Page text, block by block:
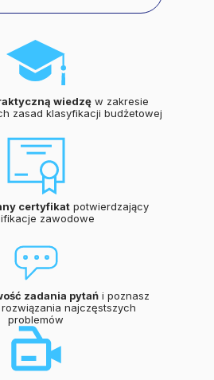
wiedzę w zakresie
zasad klasyfikacji budżetowej
certyfikat potwierdzający
zawodowe
zadania pytań i poznasz
najczęstszych
problemów